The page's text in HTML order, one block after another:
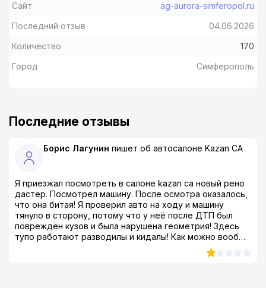
Сайт
ag-aurora-simferopol.ru
Последний отзыв
04.06.2026
Количество
170
Город
Симферополь
Последние отзывы
Борис Лагунин пишет об автосалоне Kazan CA
Я приезжал посмотреть в салоне kazan ca новый рено
дастер. Посмотрел машину. После осмотра оказалось,
что она битая! Я проверил авто на ходу и машину
тянуло в сторону, потому что у неё после ДТП был
повреждён кузов и была нарушена геометрия! Здесь
тупо работают разводилы и кидалы! Как можно вообще
продавать такой тотал?! Я был просто в шоке! даже в